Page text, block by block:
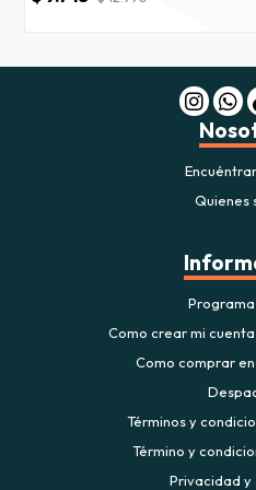
Quienes
Como crear mi
Como comprar
Términos y
Término y
Privacidad y